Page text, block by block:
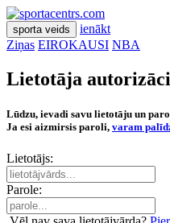
sporta veids
ienākt
Ziņas EIROKAUSI NBA
Lietotāja
Lūdzu, ievadi savu lietotāju un
Ja esi aizmirsis paroli, varam
Lietotājs:
Parole: